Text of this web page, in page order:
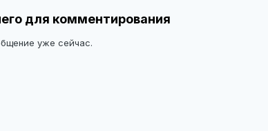
для комментирования
уже сейчас.